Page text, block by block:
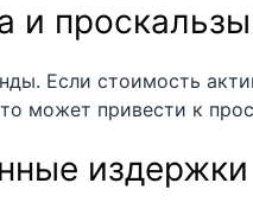
и
Если стоимость
может привести к
издержки